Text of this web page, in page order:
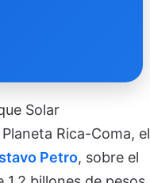
Solar
Rica-Coma, el
Petro, sobre el